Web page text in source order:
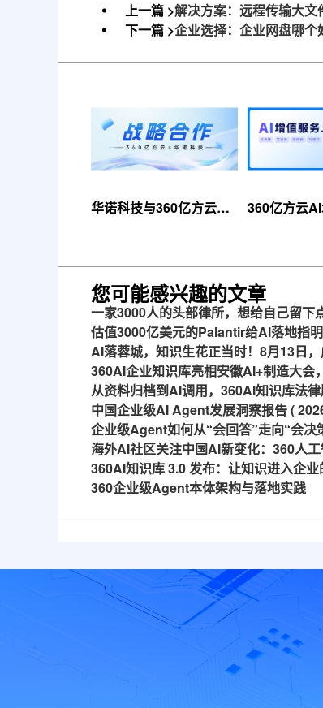
上一篇 >解决方案：远程传输大文
下一篇 >企业选择：企业网盘哪个
华诺科技与360亿方云达
360亿方云
您可能感兴趣的文章
一家3000人的头部律所，想给自己留下
估值3000亿美元的Palantir给AI落地指明
AI落蓉城，知识生花正当时！8月13日
360AI企业知识库亮相安徽AI+制造大会
从资料归档到AI调用，360AI知识库法
中国企业级AI Agent发展洞察报告 (
企业级Agent如何从“会回答”走向“会
海外AI社区关注中国AI新变化：360人
360AI知识库 3.0 发布：让知识进入企
360企业级Agent本体架构与落地实践